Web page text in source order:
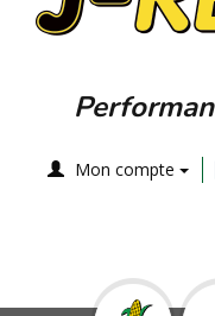
Mon compte